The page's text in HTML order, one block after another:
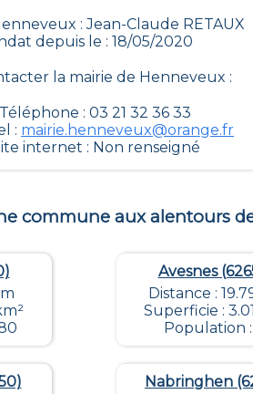
: Jean-Claude RETAUX
depuis le : 18/05/2020
la mairie de Henneveux :
Téléphone : 03 21 32 36 33
: mairie.henneveux@orange.fr
internet : Non renseigné
commune aux alentours
Avesnes
Distance :
Superficie :
Population :
Nabringhen